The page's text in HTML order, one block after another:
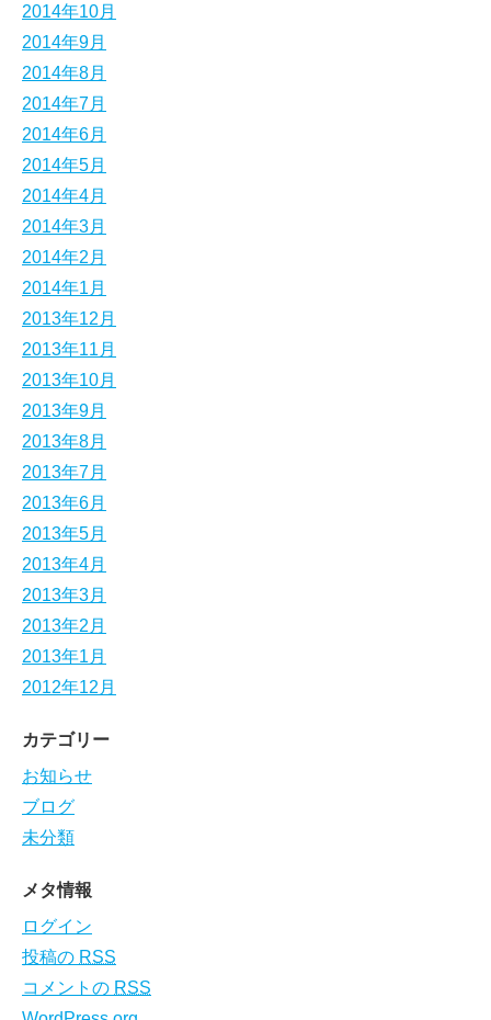
2014年10月
2014年9月
2014年8月
2014年7月
2014年6月
2014年5月
2014年4月
2014年3月
2014年2月
2014年1月
2013年12月
2013年11月
2013年10月
2013年9月
2013年8月
2013年7月
2013年6月
2013年5月
2013年4月
2013年3月
2013年2月
2013年1月
2012年12月
カテゴリー
お知らせ
ブログ
未分類
メタ情報
ログイン
投稿の RSS
コメントの RSS